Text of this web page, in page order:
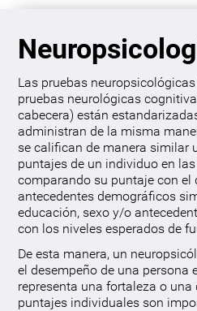
Las pruebas
pruebas neurológicas
cabecera) están
administran de la misma
se califican de manera similar
puntajes de un individuo en
comparando su puntaje con el
antecedentes demográficos
educación, sexo y/o
con los niveles esperados de
De esta manera, un
el desempeño de una persona
representa una fortaleza o
puntajes individuales son